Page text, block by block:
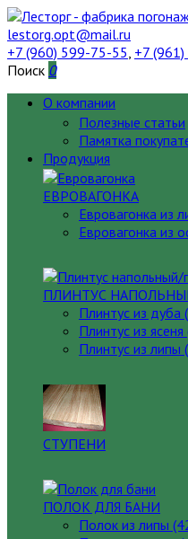
lestorg.opt@mail.ru
+7 (960) 599-75-55, +7
Поиск 0
О компании
Полезные статьи
Памятка
Продукция
ЕВРОВАГОНКА
Евровагонка из
Евровагонка из
ПЛИНТУС
Плинтус из дуба
Плинтус из
Плинтус из липы
СТУПЕНИ
ПОЛОК ДЛЯ БАНИ
Полок из липы